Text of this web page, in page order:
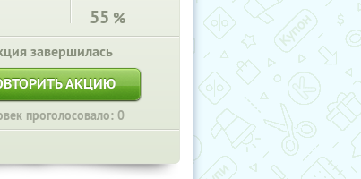
55 %
завершилась
АКЦИЮ
проголосовало: 0